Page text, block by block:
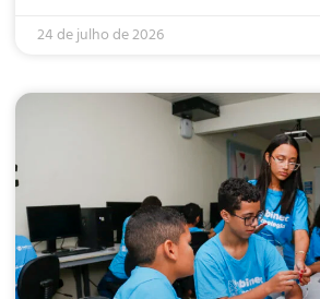
24 de julho de 2026